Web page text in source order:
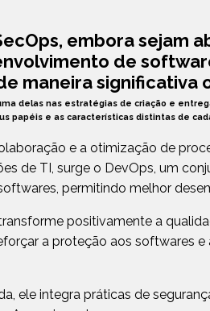
embora sejam
de
maneira significativa
delas nas estratégias de criação e
papéis e as características distintas de
e a otimização de
de TI, surge o DevOps, um
permitindo melhor
positivamente a
a proteção aos softwares e
ele integra práticas de